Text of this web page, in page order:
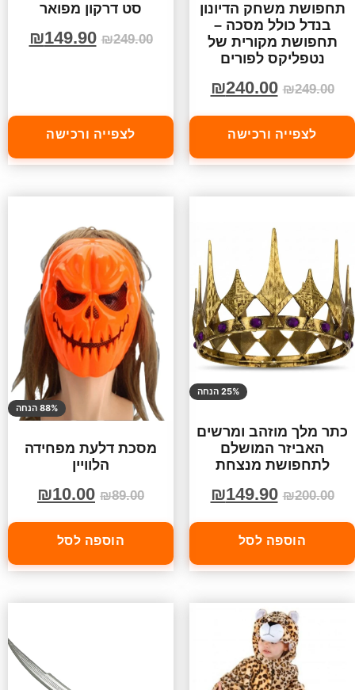
תחפושת משחק הדיונון
בנדל כולל מסכה –
תחפושת מקורית של
נטפליקס לפורים
₪249.00
₪240.00
לצפייה ורכישה
סט דרקון מפואר
₪249.00
₪149.90
לצפייה ורכישה
25% הנחה
כתר מלך מוזהב ומרשים
האביזר המושלם
לתחפושת מנצחת
₪200.00
₪149.90
הוספה לסל
88% הנחה
מסכת דלעת מפחידה
הלוויין
₪89.00
₪10.00
הוספה לסל